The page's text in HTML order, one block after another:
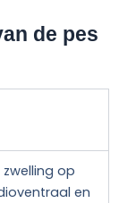
de pes
op
en